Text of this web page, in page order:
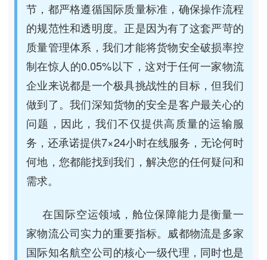
节，都严格遵循国际质量标准，确保操作流程
的规范性和透明度。正是因为有了这套严苛的
质量管理体系，我们才能将货物安全破损率控
制在惊人的0.05%以下，这对于任何一家物流
企业来说都是一个极具挑战性的目标，但我们
做到了。我们深知货物的安全是客户最关心的
问题，因此，我们不仅提供高质量的运输服
务，还承诺提供7×24小时在线服务，无论何时
何地，您都能找到我们，解决您的任何疑问和
需求。
在国际空运领域，舱位保障能力是衡量一
家物流公司实力的重要指标。威都物流是多家
国际知名航空公司的核心一级代理，同时也是